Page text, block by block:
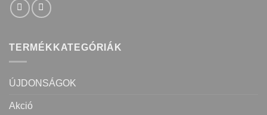
TERMÉKKATEGÓRIÁK
ÚJDONSÁGOK
Akció